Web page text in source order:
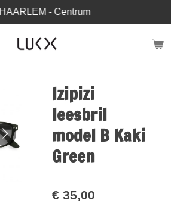
HAARLEM - Centrum
Izipizi
leesbril
model B Kaki
Green
€ 35,00